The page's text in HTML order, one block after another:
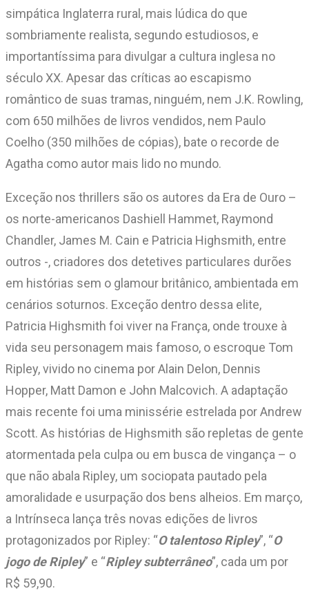
simpática Inglaterra rural, mais lúdica do que
sombriamente realista, segundo estudiosos, e
importantíssima para divulgar a cultura inglesa no
século XX. Apesar das críticas ao escapismo
romântico de suas tramas, ninguém, nem J.K. Rowling,
com 650 milhões de livros vendidos, nem Paulo
Coelho (350 milhões de cópias), bate o recorde de
Agatha como autor mais lido no mundo.
Exceção nos thrillers são os autores da Era de Ouro –
os norte-americanos Dashiell Hammet, Raymond
Chandler, James M. Cain e Patricia Highsmith, entre
outros -, criadores dos detetives particulares durões
em histórias sem o glamour britânico, ambientada em
cenários soturnos. Exceção dentro dessa elite,
Patricia Highsmith foi viver na França, onde trouxe à
vida seu personagem mais famoso, o escroque Tom
Ripley, vivido no cinema por Alain Delon, Dennis
Hopper, Matt Damon e John Malcovich. A adaptação
mais recente foi uma minissérie estrelada por Andrew
Scott. As histórias de Highsmith são repletas de gente
atormentada pela culpa ou em busca de vingança – o
que não abala Ripley, um sociopata pautado pela
amoralidade e usurpação dos bens alheios. Em março,
a Intrínseca lança três novas edições de livros
protagonizados por Ripley: “O talentoso Ripley”, “O
jogo de Ripley” e “Ripley subterrâneo”, cada um por
R$ 59,90.